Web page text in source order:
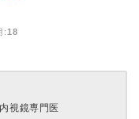
:18
視鏡専門医